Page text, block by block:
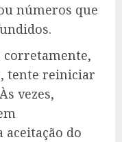
números que
corretamente,
tente reiniciar
vezes,
do